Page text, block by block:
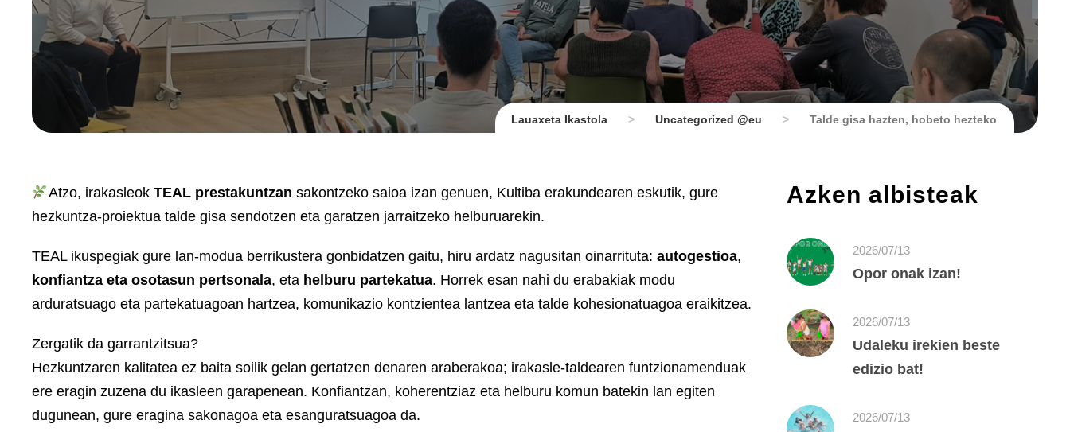
Lauaxeta Ikastola > Uncategorized @eu > Talde gisa hazten, hobeto hezteko
Atzo, irakasleok TEAL prestakuntzan sakontzeko saioa izan genuen, Kultiba erakundearen eskutik, gure
hezkuntza-proiektua talde gisa sendotzen eta garatzen jarraitzeko helburuarekin.
TEAL ikuspegiak gure lan-modua berrikustera gonbidatzen gaitu, hiru ardatz nagusitan oinarrituta: autogestioa,
konfiantza eta osotasun pertsonala, eta helburu partekatua. Horrek esan nahi du erabakiak modu
arduratsuago eta partekatuagoan hartzea, komunikazio kontzientea lantzea eta talde kohesionatuagoa eraikitzea.
Zergatik da garrantzitsua?
Hezkuntzaren kalitatea ez baita soilik gelan gertatzen denaren araberakoa; irakasle-taldearen funtzionamenduak
ere eragin zuzena du ikasleen garapenean. Konfiantzan, koherentziaz eta helburu komun batekin lan egiten
dugunean, gure eragina sakonagoa eta esanguratsuagoa da.
Azken albisteak
2026/07/13
Opor onak izan!
2026/07/13
Udaleku irekien beste
edizio bat!
2026/07/13